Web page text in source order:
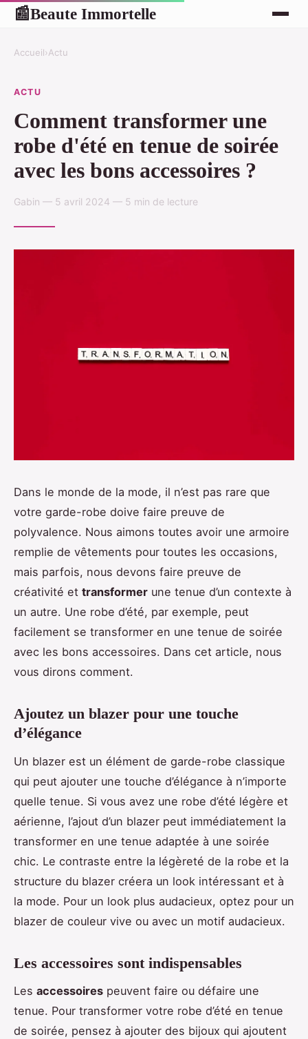
📰Beaute Immortelle
Accueil›Actu
ACTU
Comment transformer une
robe d'été en tenue de soirée
avec les bons accessoires ?
Gabin — 5 avril 2024 — 5 min de lecture
Dans le monde de la mode, il n’est pas rare que
votre garde-robe doive faire preuve de
polyvalence. Nous aimons toutes avoir une armoire
remplie de vêtements pour toutes les occasions,
mais parfois, nous devons faire preuve de
créativité et transformer une tenue d’un contexte à
un autre. Une robe d’été, par exemple, peut
facilement se transformer en une tenue de soirée
avec les bons accessoires. Dans cet article, nous
vous dirons comment.
Ajoutez un blazer pour une touche
d’élégance
Un blazer est un élément de garde-robe classique
qui peut ajouter une touche d’élégance à n’importe
quelle tenue. Si vous avez une robe d’été légère et
aérienne, l’ajout d’un blazer peut immédiatement la
transformer en une tenue adaptée à une soirée
chic. Le contraste entre la légèreté de la robe et la
structure du blazer créera un look intéressant et à
la mode. Pour un look plus audacieux, optez pour un
blazer de couleur vive ou avec un motif audacieux.
Les accessoires sont indispensables
Les accessoires peuvent faire ou défaire une
tenue. Pour transformer votre robe d’été en tenue
de soirée, pensez à ajouter des bijoux qui ajoutent